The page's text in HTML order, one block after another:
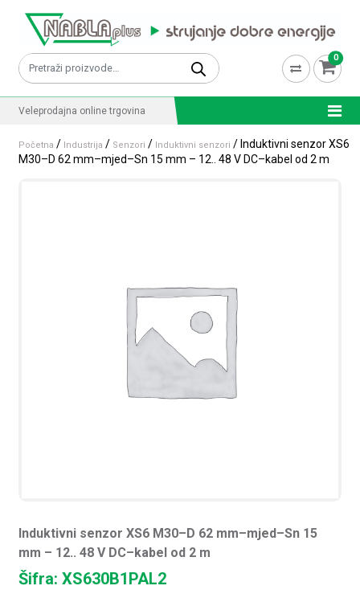
Pretraži: 0
Veleprodajna online trgovina
Početna / Industrija / Senzori / Induktivni senzori / Induktivni senzor XS6
M30–D 62 mm–mjed–Sn 15 mm – 12.. 48 V DC–kabel od 2 m
Induktivni senzor XS6 M30–D 62 mm–mjed–Sn 15
mm – 12.. 48 V DC–kabel od 2 m
Šifra: XS630B1PAL2